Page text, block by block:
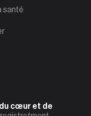
cœur et de
santé